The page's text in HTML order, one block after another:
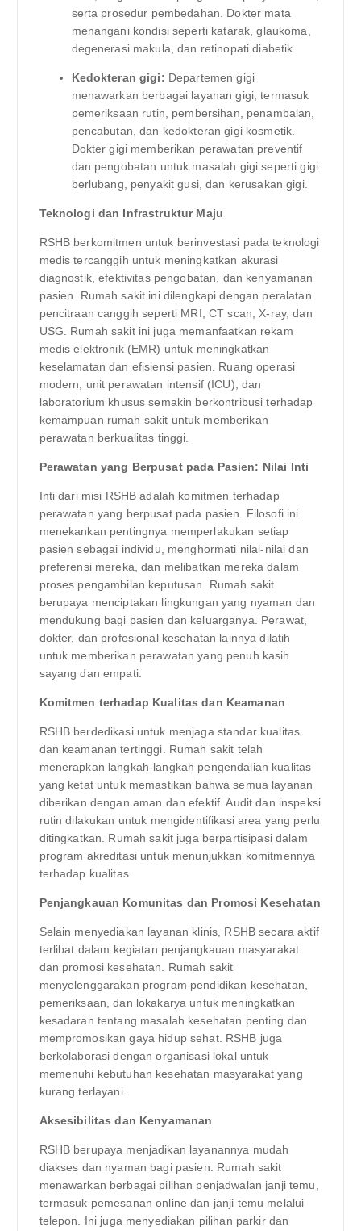
serta prosedur pembedahan. Dokter mata
menangani kondisi seperti katarak, glaukoma,
degenerasi makula, dan retinopati diabetik.
Kedokteran gigi: Departemen gigi
menawarkan berbagai layanan gigi, termasuk
pemeriksaan rutin, pembersihan, penambalan,
pencabutan, dan kedokteran gigi kosmetik.
Dokter gigi memberikan perawatan preventif
dan pengobatan untuk masalah gigi seperti gigi
berlubang, penyakit gusi, dan kerusakan gigi.
Teknologi dan Infrastruktur Maju
RSHB berkomitmen untuk berinvestasi pada teknologi
medis tercanggih untuk meningkatkan akurasi
diagnostik, efektivitas pengobatan, dan kenyamanan
pasien. Rumah sakit ini dilengkapi dengan peralatan
pencitraan canggih seperti MRI, CT scan, X-ray, dan
USG. Rumah sakit ini juga memanfaatkan rekam
medis elektronik (EMR) untuk meningkatkan
keselamatan dan efisiensi pasien. Ruang operasi
modern, unit perawatan intensif (ICU), dan
laboratorium khusus semakin berkontribusi terhadap
kemampuan rumah sakit untuk memberikan
perawatan berkualitas tinggi.
Perawatan yang Berpusat pada Pasien: Nilai Inti
Inti dari misi RSHB adalah komitmen terhadap
perawatan yang berpusat pada pasien. Filosofi ini
menekankan pentingnya memperlakukan setiap
pasien sebagai individu, menghormati nilai-nilai dan
preferensi mereka, dan melibatkan mereka dalam
proses pengambilan keputusan. Rumah sakit
berupaya menciptakan lingkungan yang nyaman dan
mendukung bagi pasien dan keluarganya. Perawat,
dokter, dan profesional kesehatan lainnya dilatih
untuk memberikan perawatan yang penuh kasih
sayang dan empati.
Komitmen terhadap Kualitas dan Keamanan
RSHB berdedikasi untuk menjaga standar kualitas
dan keamanan tertinggi. Rumah sakit telah
menerapkan langkah-langkah pengendalian kualitas
yang ketat untuk memastikan bahwa semua layanan
diberikan dengan aman dan efektif. Audit dan inspeksi
rutin dilakukan untuk mengidentifikasi area yang perlu
ditingkatkan. Rumah sakit juga berpartisipasi dalam
program akreditasi untuk menunjukkan komitmennya
terhadap kualitas.
Penjangkauan Komunitas dan Promosi Kesehatan
Selain menyediakan layanan klinis, RSHB secara aktif
terlibat dalam kegiatan penjangkauan masyarakat
dan promosi kesehatan. Rumah sakit
menyelenggarakan program pendidikan kesehatan,
pemeriksaan, dan lokakarya untuk meningkatkan
kesadaran tentang masalah kesehatan penting dan
mempromosikan gaya hidup sehat. RSHB juga
berkolaborasi dengan organisasi lokal untuk
memenuhi kebutuhan kesehatan masyarakat yang
kurang terlayani.
Aksesibilitas dan Kenyamanan
RSHB berupaya menjadikan layanannya mudah
diakses dan nyaman bagi pasien. Rumah sakit
menawarkan berbagai pilihan penjadwalan janji temu,
termasuk pemesanan online dan janji temu melalui
telepon. Ini juga menyediakan pilihan parkir dan